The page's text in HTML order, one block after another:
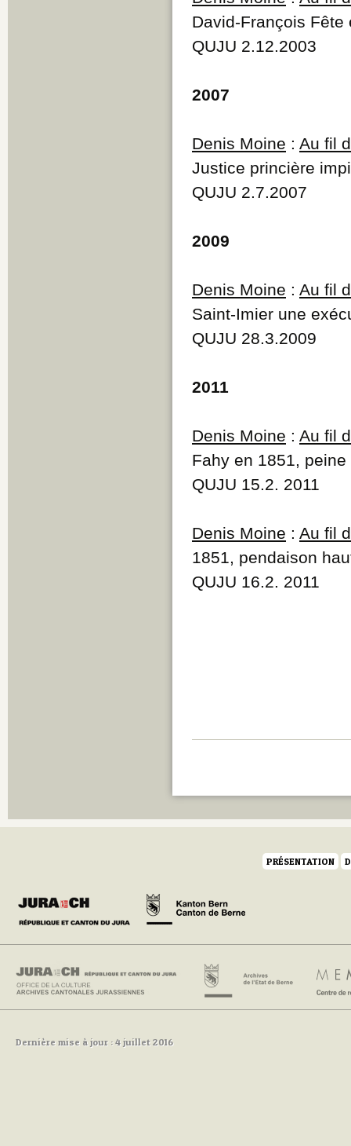
David-François
QUJU 2.12.2003
2007
Denis Moine : Au fil
Justice princière
QUJU 2.7.2007
2009
Denis Moine : Au fil
Saint-Imier une
QUJU 28.3.2009
2011
Denis Moine : Au fil
Fahy en 1851,
QUJU 15.2. 2011
Denis Moine : Au fil
1851, pendaison
QUJU 16.2. 2011
PRÉSENTATION
Dernière mise à jour : 4 juillet 2016